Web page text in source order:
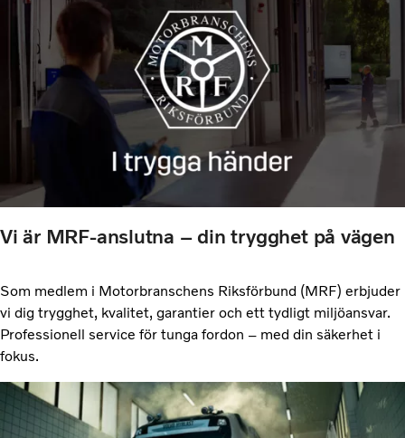
Vi är MRF-anslutna – din trygghet på vägen
Som medlem i Motorbranschens Riksförbund (MRF) erbjuder
vi dig trygghet, kvalitet, garantier och ett tydligt miljöansvar.
Professionell service för tunga fordon – med din säkerhet i
fokus.